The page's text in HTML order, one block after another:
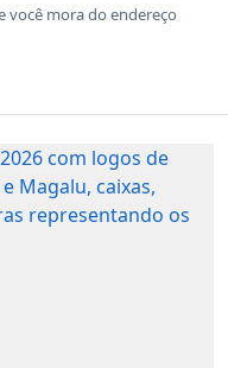
você mora do endereço